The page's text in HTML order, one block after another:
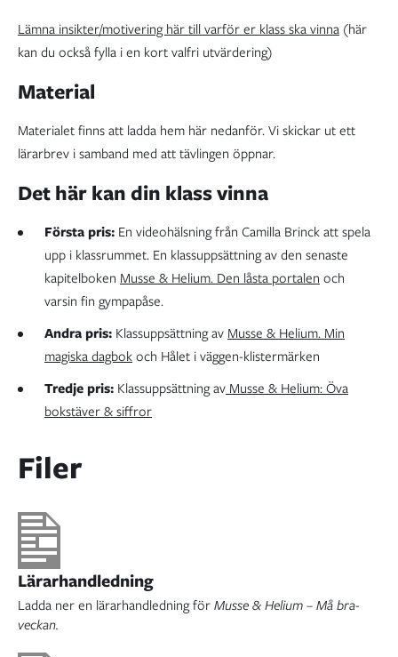
Lämna insikter/motivering här till varför er klass ska vinna (här
kan du också fylla i en kort valfri utvärdering)
Material
Materialet finns att ladda hem här nedanför. Vi skickar ut ett
lärarbrev i samband med att tävlingen öppnar.
Det här kan din klass vinna
Första pris: En videohälsning från Camilla Brinck att spela
upp i klassrummet. En klassuppsättning av den senaste
kapitelboken Musse & Helium. Den låsta portalen och
varsin fin gympapåse.
Andra pris: Klassuppsättning av Musse & Helium. Min
magiska dagbokoch Hålet i väggen-klistermärken
Tredje pris: Klassuppsättning av Musse & Helium: Öva
bokstäver & siffror
Filer
Lärarhandledning
Ladda ner en lärarhandledning förMusse & Helium – Må bra-
veckan.